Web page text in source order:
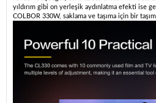
yıldırım gibi on yerleşik aydınlatma efekti ise
COLBOR 330W, saklama ve taşıma için bir